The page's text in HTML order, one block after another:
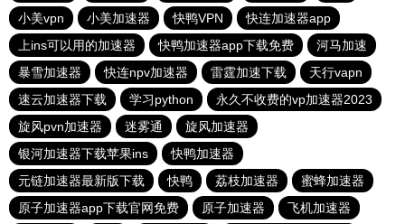
小美vpn
小美加速器 快鸭VPN
快连加速器app
上ins可以用的加速器
快鸭加速器app下载免费
河马加速
暴雪加速器
快连npv加速器 雷霆加速下载
天行vapn
速云加速器下载
学习python
永久不收费的vp加速器2023
旋风pvn加速器
迷雾通
旋风加速器
银河加速器下载苹果ins
快鸭加速器
元链加速器最新版下载
快鸭 荔枝加速器
蜜蜂加速器
原子加速器app下载官网免费
原子加速器 飞机加速器